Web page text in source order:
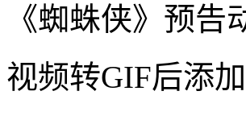
《蜘蛛侠》预告
视频转GIF后添